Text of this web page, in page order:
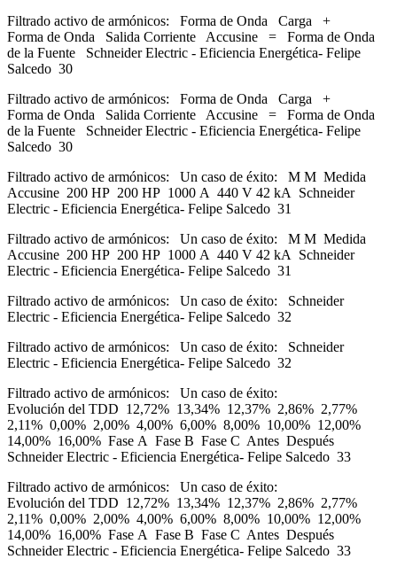
Filtrado activo de armónicos: Forma de Onda Carga +
Forma de Onda Salida Corriente Accusine = Forma de Onda
de la Fuente Schneider Electric - Eficiencia Energética- Felipe
Salcedo 30
Filtrado activo de armónicos: Forma de Onda Carga +
Forma de Onda Salida Corriente Accusine = Forma de Onda
de la Fuente Schneider Electric - Eficiencia Energética- Felipe
Salcedo 30
Filtrado activo de armónicos: Un caso de éxito: M M Medida
Accusine 200 HP 200 HP 1000 A 440 V 42 kA Schneider
Electric - Eficiencia Energética- Felipe Salcedo 31
Filtrado activo de armónicos: Un caso de éxito: M M Medida
Accusine 200 HP 200 HP 1000 A 440 V 42 kA Schneider
Electric - Eficiencia Energética- Felipe Salcedo 31
Filtrado activo de armónicos: Un caso de éxito: Schneider
Electric - Eficiencia Energética- Felipe Salcedo 32
Filtrado activo de armónicos: Un caso de éxito: Schneider
Electric - Eficiencia Energética- Felipe Salcedo 32
Filtrado activo de armónicos: Un caso de éxito:
Evolución del TDD 12,72% 13,34% 12,37% 2,86% 2,77%
2,11% 0,00% 2,00% 4,00% 6,00% 8,00% 10,00% 12,00%
14,00% 16,00% Fase A Fase B Fase C Antes Después
Schneider Electric - Eficiencia Energética- Felipe Salcedo 33
Filtrado activo de armónicos: Un caso de éxito:
Evolución del TDD 12,72% 13,34% 12,37% 2,86% 2,77%
2,11% 0,00% 2,00% 4,00% 6,00% 8,00% 10,00% 12,00%
14,00% 16,00% Fase A Fase B Fase C Antes Después
Schneider Electric - Eficiencia Energética- Felipe Salcedo 33